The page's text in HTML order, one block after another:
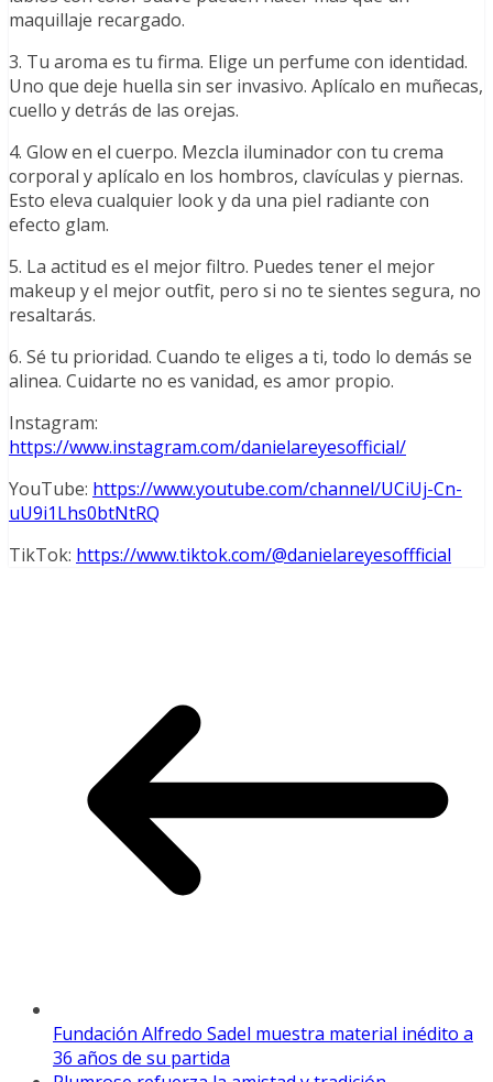
maquillaje recargado.
3. Tu aroma es tu firma. Elige un perfume con identidad.
Uno que deje huella sin ser invasivo. Aplícalo en muñecas,
cuello y detrás de las orejas.
4. Glow en el cuerpo. Mezcla iluminador con tu crema
corporal y aplícalo en los hombros, clavículas y piernas.
Esto eleva cualquier look y da una piel radiante con
efecto glam.
5. La actitud es el mejor filtro. Puedes tener el mejor
makeup y el mejor outfit, pero si no te sientes segura, no
resaltarás.
6. Sé tu prioridad. Cuando te eliges a ti, todo lo demás se
alinea. Cuidarte no es vanidad, es amor propio.
Instagram:
https://www.instagram.com/danielareyesofficial/
YouTube: https://www.youtube.com/channel/UCiUj-Cn-
uU9i1Lhs0btNtRQ
TikTok: https://www.tiktok.com/@danielareyesoffficial
Fundación Alfredo Sadel muestra material inédito a
36 años de su partida